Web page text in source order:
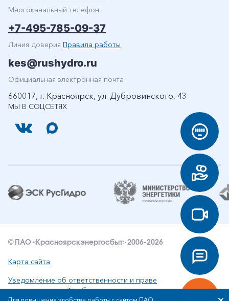
МЫ В СОЦСЕТЯХ
Многоканальный телефон
+7-495-785-09-37
Линия доверия Правила работы
kes@rushydro.ru
Официальная электронная почта
660017, г. Красноярск, ул. Дубровинского, 43
© ПАО «Красноярскэнергосбыт» 2006-2026
Карта сайта
Уведомление об ответственности и праве
интеллектуальной собственности